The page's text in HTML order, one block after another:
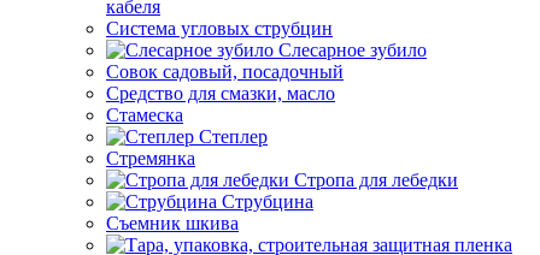
кабеля
Система угловых струбцин
Слесарное зубило
Совок садовый, посадочный
Средство для смазки, масло
Стамеска
Степлер
Стремянка
Стропа для лебедки
Струбцина
Съемник шкива